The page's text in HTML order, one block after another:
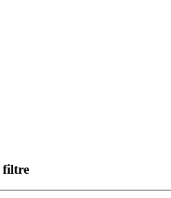
filtre